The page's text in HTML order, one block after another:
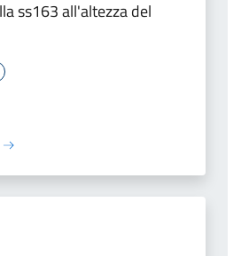
ss163 all'altezza del